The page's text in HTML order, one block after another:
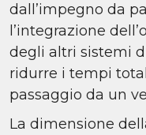
dall’impegno da
l’integrazione
degli altri sistemi
ridurre i tempi
passaggio da un
La dimensione